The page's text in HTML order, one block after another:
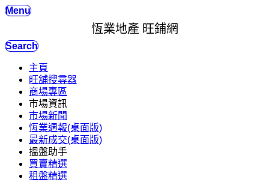
Menu
恆業地產 旺鋪網
Search
主頁
旺舖搜尋器
商場專區
市場資訊
市場新聞
恆業週報(桌面版)
最新成交(桌面版)
搵盤助手
買賣精選
租盤精選